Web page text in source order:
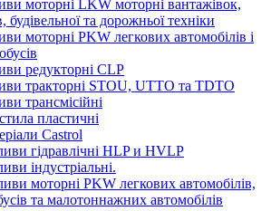
моторні LKW моторні вантажівок,
будівельної та дорожньої техніки
моторні PKW легкових автомобілів і
редукторні CLP
тракторні STOU, UTTO та TDTO
трансмісійні
пластичні
Castrol
гідравлічні HLP и HVLP
індустріальні.
моторні PKW легкових автомобілів,
та малотоннажних автомобілів